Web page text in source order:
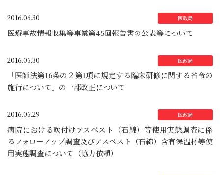
2016.06.30
医療事故情報収集等事業第45回報告書の公表等について
2016.06.30
「医師法第16条の２第1項に規定する臨床研修に関する省令の
施行について」の一部改正について
2016.06.29
病院における吹付けアスベスト（石綿）等使用実態調査に係
るフォローアップ調査及びアスベスト（石綿）含有保温材等使
用実態調査について（協力依頼）